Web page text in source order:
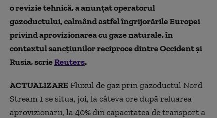
o revizie tehnică, a anunțat operatorul
gazoductului, calmând astfel îngrijorările Europei
privind aprovizionarea cu gaze naturale, în
contextul sancțiunilor reciproce dintre Occident și
Rusia, scrieReuters.
ACTUALIZARE Fluxul de gaz prin gazoductul Nord
Stream 1 se situa, joi, la câteva ore după reluarea
aprovizionării, la 40% din capacitatea de transport a